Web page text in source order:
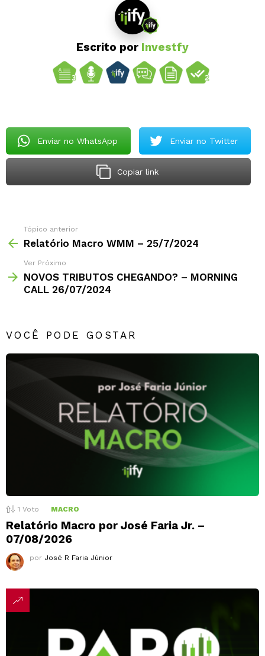
Escrito por Investfy
Enviar no WhatsApp Enviar no Twitter
Copiar link
Tópico anterior
Relatório Macro WMM – 25/7/2024
Ver Próximo
NOVOS TRIBUTOS CHEGANDO? – MORNING
CALL 26/07/2024
VOCÊ PODE GOSTAR
1 Voto MACRO
Relatório Macro por José Faria Jr. –
07/08/2026
por José R Faria Júnior